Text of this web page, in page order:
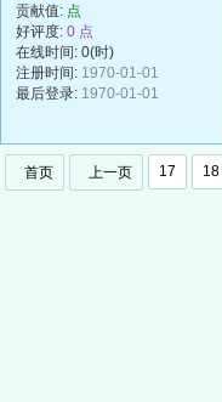
贡献值: 点
好评度: 0 点
在线时间: 0(时)
注册时间: 1970-01-01
最后登录: 1970-01-01
首页 上一页 17 18